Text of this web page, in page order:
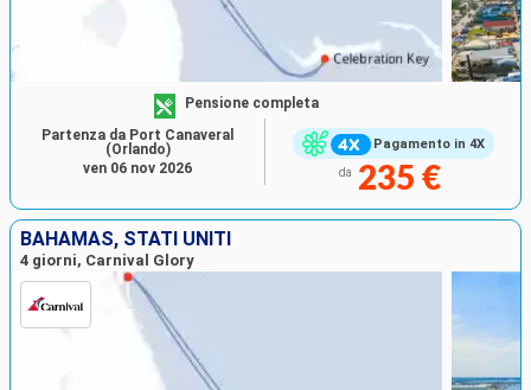
Pagamento in 4X
Pensione completa
da 235 €
Partenza da Port Canaveral
(Orlando)
ven 06 nov 2026
BAHAMAS, STATI UNITI
4 giorni, Carnival Glory